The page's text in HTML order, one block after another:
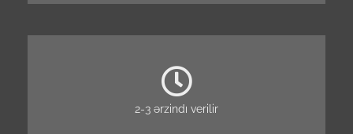
2-3 ərzindı verilir